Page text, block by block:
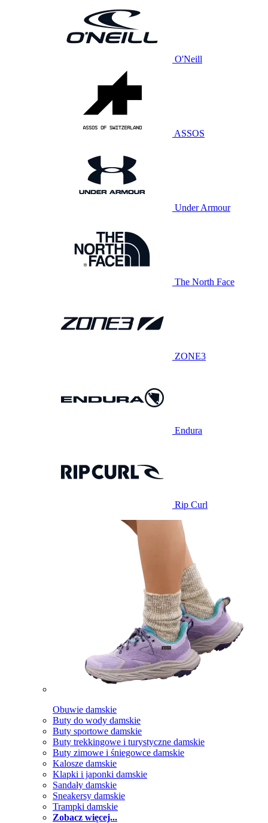
O'Neill
ASSOS
Under Armour
The North Face
ZONE3
Endura
Rip Curl
Obuwie damskie
Buty do wody damskie
Buty sportowe damskie
Buty trekkingowe i turystyczne damskie
Buty zimowe i śniegowce damskie
Kalosze damskie
Klapki i japonki damskie
Sandały damskie
Sneakersy damskie
Trampki damskie
Zobacz więcej...